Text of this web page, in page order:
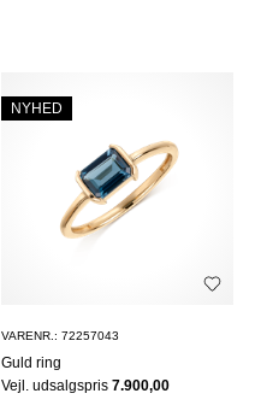
NYHED
VARENR.: 72257043
Guld ring
Vejl. udsalgspris7.900,00